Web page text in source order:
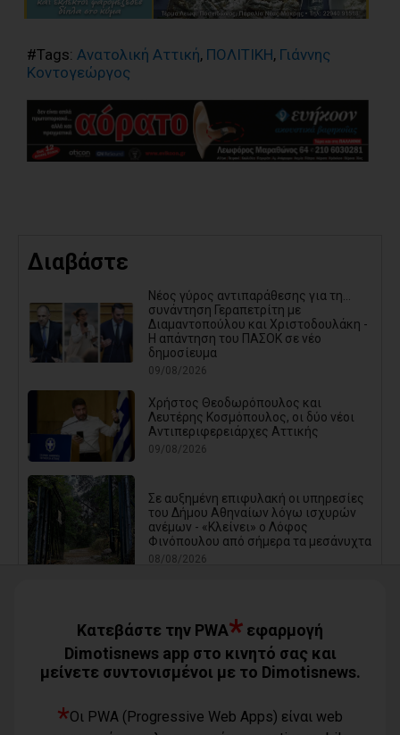
#Tags: Ανατολική Αττική, ΠΟΛΙΤΙΚΗ, Γιάννης
Κοντογεώργος
Διαβάστε
Νέος γύρος αντιπαράθεσης για τη...
συνάντηση Γεραπετρίτη με
Διαμαντοπούλου και Χριστοδουλάκη -
Η απάντηση του ΠΑΣΟΚ σε νέο
δημοσίευμα
09/08/2026
Χρήστος Θεοδωρόπουλος και
Λευτέρης Κοσμόπουλος, οι δύο νέοι
Αντιπεριφερειάρχες Αττικής
09/08/2026
Σε αυξημένη επιφυλακή οι υπηρεσίες
του Δήμου Αθηναίων λόγω ισχυρών
ανέμων - «Κλείνει» ο Λόφος
Φινόπουλου από σήμερα τα μεσάνυχτα
08/08/2026
Δωρεάν θαλάσσια μπάνια για όλα τα
ΚΑΠΗ του Δήμου Φυλής (photos)
08/08/2026
Ο Αύγουστος είναι ίσως η μεγαλύτερη
δοκιμασία για τον Δήμο Μαραθώνος
Κατεβάστε την PWA* εφαρμογή
Dimotisnews app στο κινητό σας και
μείνετε συντονισμένοι με το Dimotisnews.
*Οι PWA (Progressive Web Apps) είναι web